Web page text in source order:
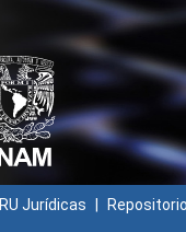
RU Jurídicas